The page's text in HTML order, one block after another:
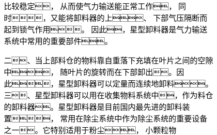
比较稳定， 从而使气力输送能正常工作， 同
时，又能将卸料器的上、 下部气压隔断而
起到锁气作用。 因此，星型卸料器是气力输送
系统中常用的重要部件。
二、当上部料仓的物料靠自重落下充填在叶片之间的空隙
中， 随叶片的旋转而在下部卸出。因
此，星型卸料器可以定量而连续地卸料。
三、星型卸料器可以用在收集物料系统中，作为料仓
的卸料器。星型卸料器是目前国内最先进的卸料装
置， 常用在除尘系统中作为除尘系统的重要设备
之一。它特别适用于粉尘， 小颗粒物